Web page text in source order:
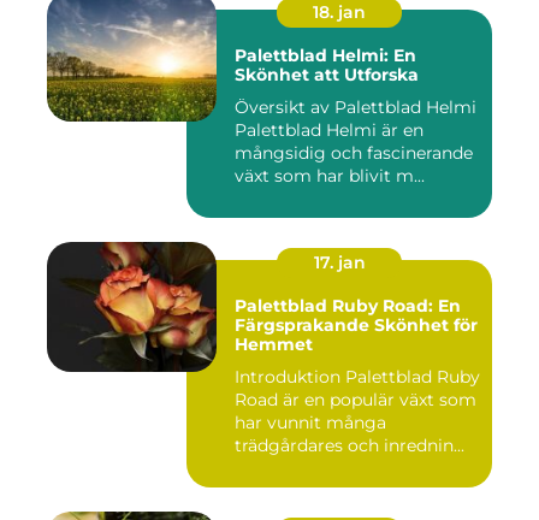
18. jan
Palettblad Helmi: En
Skönhet att Utforska
Översikt av Palettblad Helmi
Palettblad Helmi är en
mångsidig och fascinerande
växt som har blivit m...
17. jan
Palettblad Ruby Road: En
Färgsprakande Skönhet för
Hemmet
Introduktion Palettblad Ruby
Road är en populär växt som
har vunnit många
trädgårdares och inrednin...